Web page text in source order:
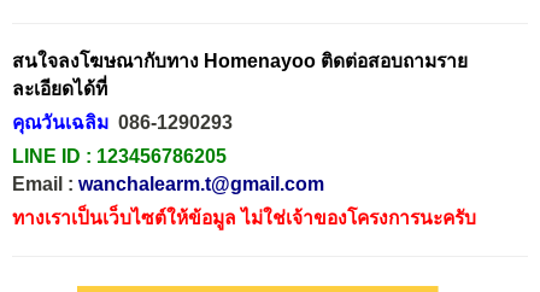
สนใจลงโฆษณากับทาง Homenayoo ติดต่อสอบถามราย
ละเอียดได้ที่
คุณวันเฉลิม 086-1290293
LINE ID : 123456786205
Email : wanchalearm.t@gmail.com
ทางเราเป็นเว็บไซต์ให้ข้อมูล ไม่ใช่เจ้าของโครงการนะครับ